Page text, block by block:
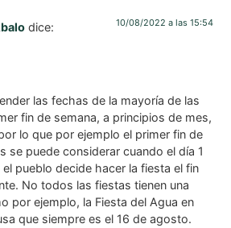
dice: 10/08/2022 a las 15:54
las fechas de la mayoría de las
fin de semana, a principios de mes,
lo que por ejemplo el primer fin de
se puede considerar cuando el día 1
pueblo decide hacer la fiesta el fin
No todos las fiestas tienen una
por ejemplo, la Fiesta del Agua en
que siempre es el 16 de agosto.